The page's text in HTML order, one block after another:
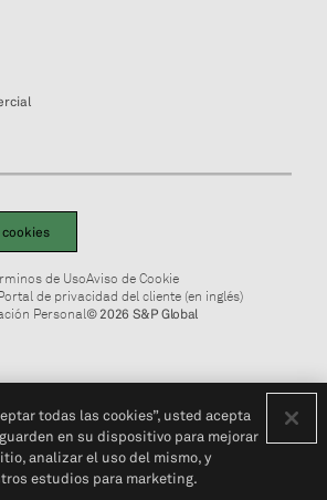
de UsoAviso de Cookie
de privacidad del cliente (en inglés)
Personal© 2026 S&P Global
todas las cookies”, usted acepta
en su dispositivo para mejorar
analizar el uso del mismo, y
estudios para marketing.